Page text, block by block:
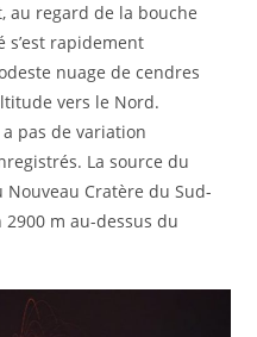
au regard de la bouche
s’est rapidement
nuage de cendres
vers le Nord.
pas de variation
La source du
Cratère du Sud-
2900 m au-dessus du